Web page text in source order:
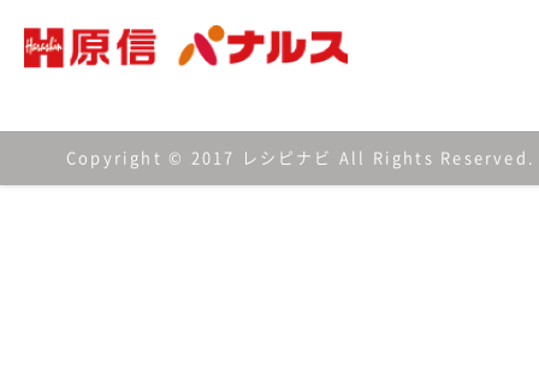
Copyright © 2017 レシピナビ All Rights Reserved.